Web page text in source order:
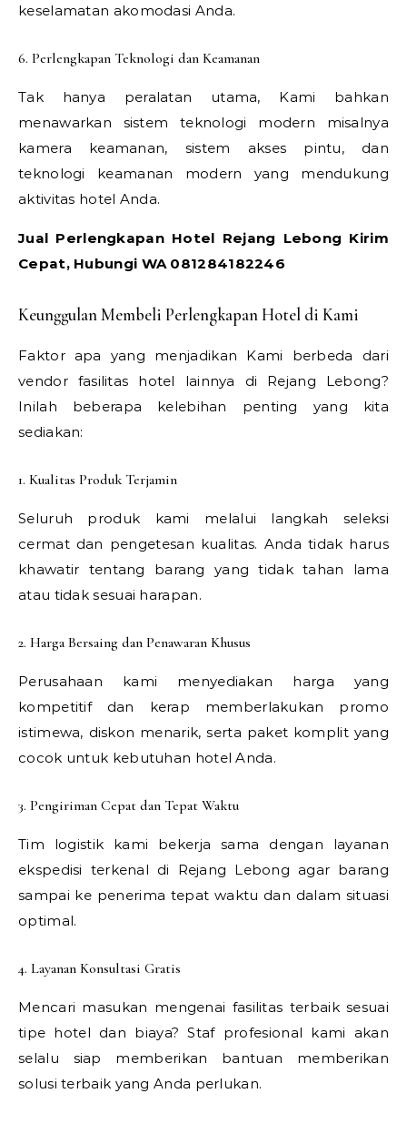
keselamatan akomodasi Anda.
6. Perlengkapan Teknologi dan Keamanan
Tak hanya peralatan utama, Kami bahkan
menawarkan sistem teknologi modern misalnya
kamera keamanan, sistem akses pintu, dan
teknologi keamanan modern yang mendukung
aktivitas hotel Anda.
Jual Perlengkapan Hotel Rejang Lebong Kirim
Cepat, Hubungi WA 081284182246
Keunggulan Membeli Perlengkapan Hotel di Kami
Faktor apa yang menjadikan Kami berbeda dari
vendor fasilitas hotel lainnya di Rejang Lebong?
Inilah beberapa kelebihan penting yang kita
sediakan:
1. Kualitas Produk Terjamin
Seluruh produk kami melalui langkah seleksi
cermat dan pengetesan kualitas. Anda tidak harus
khawatir tentang barang yang tidak tahan lama
atau tidak sesuai harapan.
2. Harga Bersaing dan Penawaran Khusus
Perusahaan kami menyediakan harga yang
kompetitif dan kerap memberlakukan promo
istimewa, diskon menarik, serta paket komplit yang
cocok untuk kebutuhan hotel Anda.
3. Pengiriman Cepat dan Tepat Waktu
Tim logistik kami bekerja sama dengan layanan
ekspedisi terkenal di Rejang Lebong agar barang
sampai ke penerima tepat waktu dan dalam situasi
optimal.
4. Layanan Konsultasi Gratis
Mencari masukan mengenai fasilitas terbaik sesuai
tipe hotel dan biaya? Staf profesional kami akan
selalu siap memberikan bantuan memberikan
solusi terbaik yang Anda perlukan.